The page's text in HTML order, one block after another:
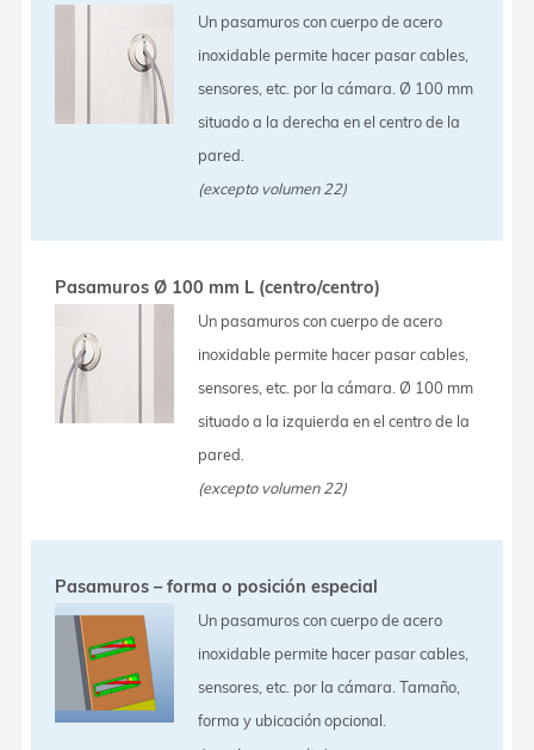
Un pasamuros con cuerpo de acero
inoxidable permite hacer pasar cables,
sensores, etc. por la cámara. Ø 100 mm
situado a la derecha en el centro de la
pared.
(excepto volumen 22)
Pasamuros Ø 100 mm L (centro/centro)
Un pasamuros con cuerpo de acero
inoxidable permite hacer pasar cables,
sensores, etc. por la cámara. Ø 100 mm
situado a la izquierda en el centro de la
pared.
(excepto volumen 22)
Pasamuros – forma o posición especial
Un pasamuros con cuerpo de acero
inoxidable permite hacer pasar cables,
sensores, etc. por la cámara. Tamaño,
forma y ubicación opcional.